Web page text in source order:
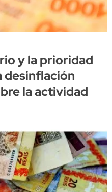
y la prioridad
desinflación
la actividad